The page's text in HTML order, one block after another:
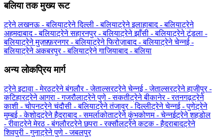
बलिया तक मुख्य रूट
ट्रेने लखनऊ - बलियाट्रेने दिल्ली - बलियाट्रेने इलाहाबाद - बलियाट्रेने
अहमदाबाद - बलियाट्रेने सहारनपुर - बलियाट्रेने झाँसी - बलियाट्रेने टूंडला -
बलियाट्रेने मुज़फ़्फ़रनगर - बलियाट्रेने फिरोज़ाबाद - बलियाट्रेने चेन्नई -
बलियाट्रेने अकबरपुर - बलियाट्रेने गाजियाबाद - बलिया
अन्य लोकप्रिय मार्ग
ट्रेने इटावा - मेरठट्रेने बंगलौर - जेताल्सरट्रेने चेन्नई - जेताल्सरट्रेने हाजीपुर -
कटिहारट्रेने आगरा - गजरौलाट्रेने पुणे - सकतीट्रेने बीकानेर - रतनगढ़ट्रेने
काशी - चोपनट्रेने चंदौसी - बलियाट्रेने तंजावुर - दिल्लीट्रेने चेन्नई - पुणेट्रेने
मुम्बई - केशोदट्रेने हैदराबाद - समर्लाकोताट्रेने कुंभकोणम - चेन्नईट्रेने शहडोल
- रीवाट्रेने मेरठ - बंगलौरट्रेने छपरा - रक्सौलट्रेने कटक - हैदराबादट्रेने
शिवपुरी - गुनाट्रेने पुणे - जबलपुर